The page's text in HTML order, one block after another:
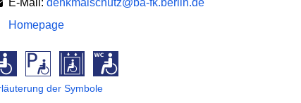
Homepage
der Symbole